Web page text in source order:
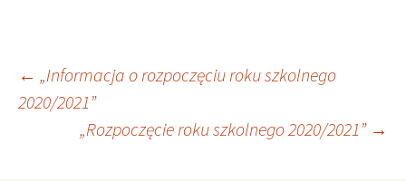
Nawigacja
wpisu
← „Informacja o rozpoczęciu roku szkolnego
2020/2021”
„Rozpoczęcie roku szkolnego 2020/2021” →